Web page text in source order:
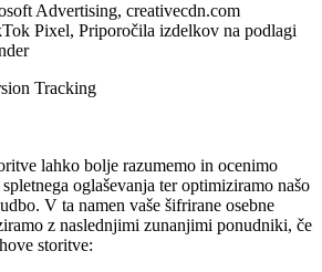
Advertising, creativecdn.com
Pixel, Priporočila izdelkov na podlagi
Tracking
lahko bolje razumemo in ocenimo
spletnega oglaševanja ter optimiziramo našo
V ta namen vaše šifrirane osebne
z naslednjimi zunanjimi ponudniki, če
storitve: